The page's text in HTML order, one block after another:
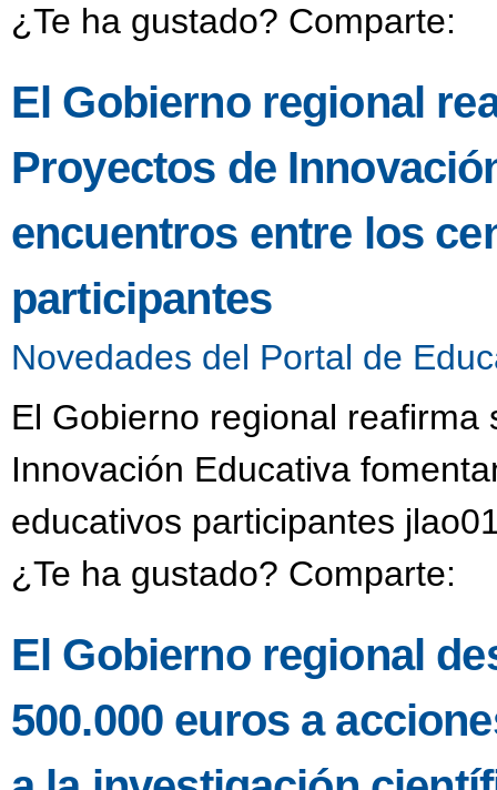
¿Te ha gustado? Comparte:
El Gobierno regional
Proyectos de
encuentros entre los
participantes
Novedades del Portal de
El Gobierno regional
Innovación Educativa
educativos participantes
¿Te ha gustado? Comparte:
El Gobierno regional
500.000 euros a